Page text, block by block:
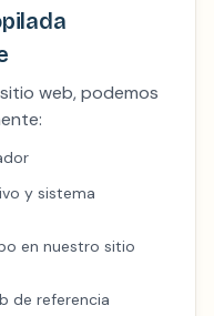
web, podemos
y sistema
en nuestro sitio
de referencia